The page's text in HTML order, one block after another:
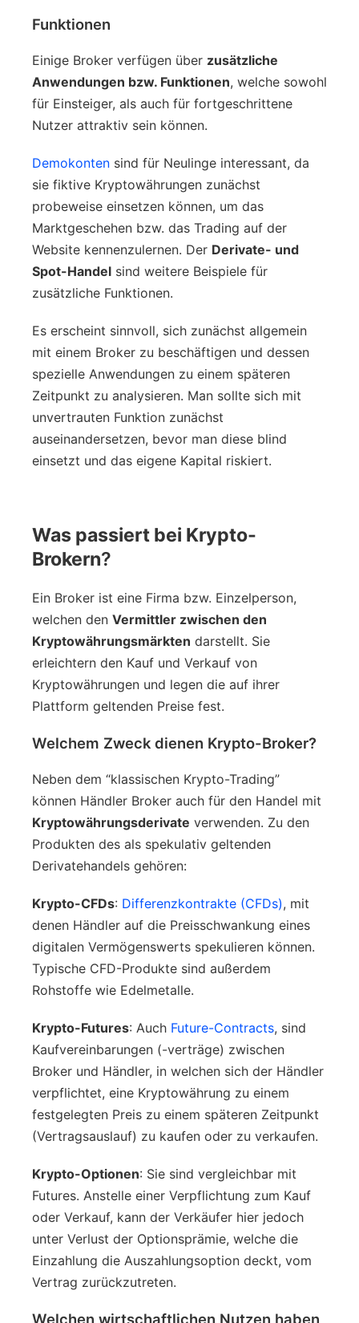
Funktionen
Einige Broker verfügen über zusätzliche
Anwendungen bzw. Funktionen, welche sowohl
für Einsteiger, als auch für fortgeschrittene
Nutzer attraktiv sein können.
Demokonten sind für Neulinge interessant, da
sie fiktive Kryptowährungen zunächst
probeweise einsetzen können, um das
Marktgeschehen bzw. das Trading auf der
Website kennenzulernen. Der Derivate- und
Spot-Handel sind weitere Beispiele für
zusätzliche Funktionen.
Es erscheint sinnvoll, sich zunächst allgemein
mit einem Broker zu beschäftigen und dessen
spezielle Anwendungen zu einem späteren
Zeitpunkt zu analysieren. Man sollte sich mit
unvertrauten Funktion zunächst
auseinandersetzen, bevor man diese blind
einsetzt und das eigene Kapital riskiert.
Was passiert bei Krypto-
Brokern?
Ein Broker ist eine Firma bzw. Einzelperson,
welchen den Vermittler zwischen den
Kryptowährungsmärkten darstellt. Sie
erleichtern den Kauf und Verkauf von
Kryptowährungen und legen die auf ihrer
Plattform geltenden Preise fest.
Welchem Zweck dienen Krypto-Broker?
Neben dem “klassischen Krypto-Trading”
können Händler Broker auch für den Handel mit
Kryptowährungsderivate verwenden. Zu den
Produkten des als spekulativ geltenden
Derivatehandels gehören:
Krypto-CFDs: Differenzkontrakte (CFDs), mit
denen Händler auf die Preisschwankung eines
digitalen Vermögenswerts spekulieren können.
Typische CFD-Produkte sind außerdem
Rohstoffe wie Edelmetalle.
Krypto-Futures: Auch Future-Contracts, sind
Kaufvereinbarungen (-verträge) zwischen
Broker und Händler, in welchen sich der Händler
verpflichtet, eine Kryptowährung zu einem
festgelegten Preis zu einem späteren Zeitpunkt
(Vertragsauslauf) zu kaufen oder zu verkaufen.
Krypto-Optionen: Sie sind vergleichbar mit
Futures. Anstelle einer Verpflichtung zum Kauf
oder Verkauf, kann der Verkäufer hier jedoch
unter Verlust der Optionsprämie, welche die
Einzahlung die Auszahlungsoption deckt, vom
Vertrag zurückzutreten.
Welchen wirtschaftlichen Nutzen haben